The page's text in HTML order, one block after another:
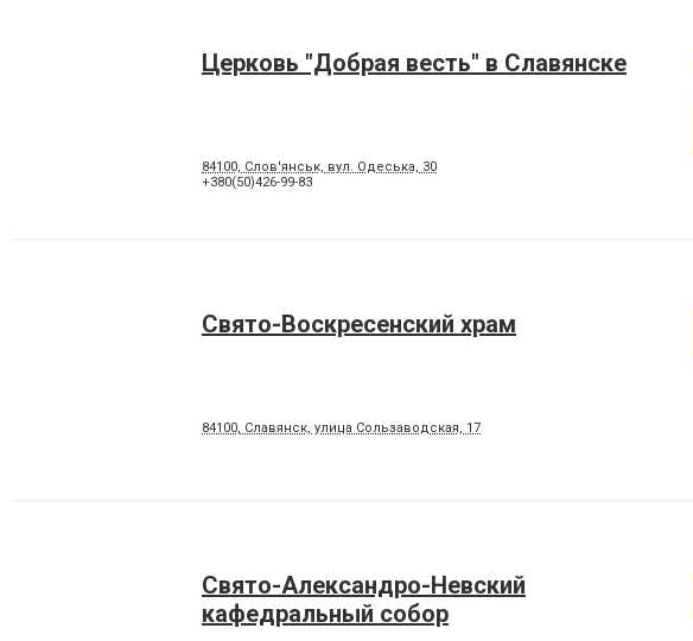
Церковь "Добрая весть" в Славянске
84100, Слов'янськ, вул. Одеська, 30
+380(50)426-99-83
Свято-Воскресенский храм
84100, Славянск, улица Сользаводская, 17
Свято-Александро-Невский
кафедральный собор